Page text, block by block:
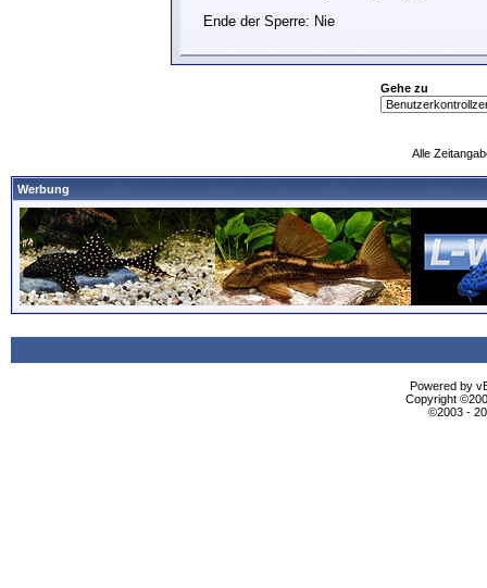
Ende der Sperre: Nie
Gehe zu
Alle
Werbung
Powered by
Copyright
©2003 -